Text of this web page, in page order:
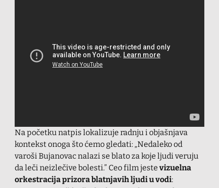
Na početku natpis lokalizuje radnju i objašnjava
kontekst onoga što ćemo gledati: „Nedaleko od
varoši Bujanovac nalazi se blato za koje ljudi veruju
da leči neizlečive bolesti.” Ceo film jeste vizuelna
orkestracija prizora blatnjavih ljudi u vodi: